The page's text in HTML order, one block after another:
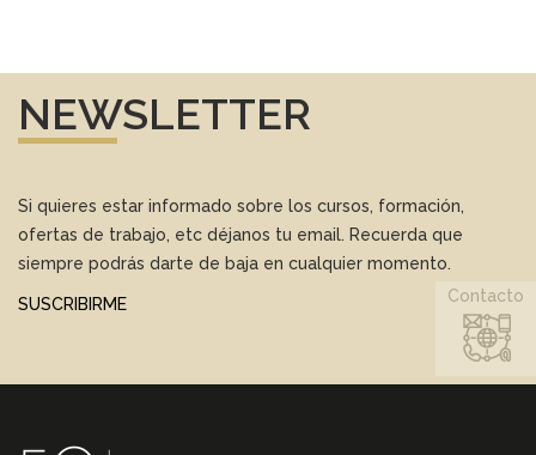
NEWSLETTER
Si quieres estar informado sobre los cursos, formación,
ofertas de trabajo, etc déjanos tu email. Recuerda que
siempre podrás darte de baja en cualquier momento.
SUSCRIBIRME Contacto